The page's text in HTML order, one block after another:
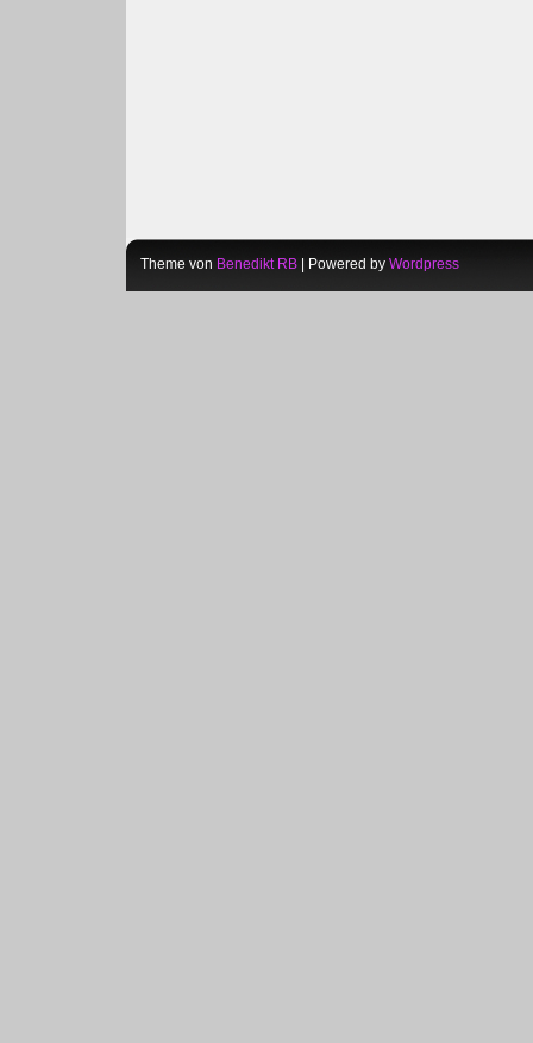
Theme von Benedikt RB | Powered by Wordpress